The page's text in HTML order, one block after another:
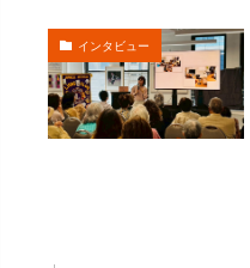
インタビュー